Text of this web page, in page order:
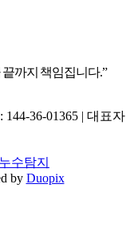
끝까지 책임집니다.”
36-01365 | 대표자
수탐지
by Duopix